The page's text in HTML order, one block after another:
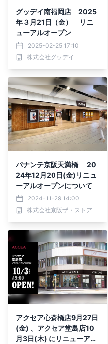
グッデイ南福岡店 2025
年３月21日（金） リニ
ューアルオープン
2025-02-25 17:10
株式会社グッデイ
パナンテ京阪天満橋 20
24年12月20日(金)リニュ
ーアルオープンについて
2024-11-29 14:00
株式会社京阪ザ・ストア
アクセア心斎橋店9月27日
(金) 、アクセア堂島店10
月3日(木) にリニューアル